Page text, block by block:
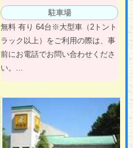
駐車場
無料 有り 64台※大型車（2トント
ラック以上）をご利用の際は、事
前にお電話でお問い合わせくださ
い。...